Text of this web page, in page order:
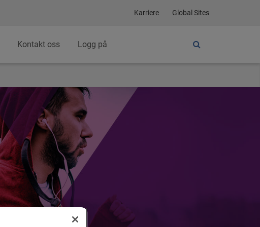
Karriere Global Sites
Kontakt oss Logg på